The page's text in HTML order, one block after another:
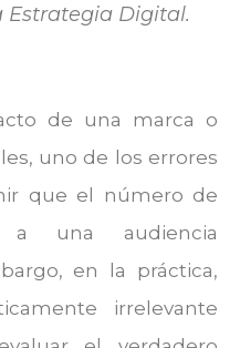
Estrategia Digital.
de una marca o
uno de los errores
que el número de
a una audiencia
en la práctica,
irrelevante